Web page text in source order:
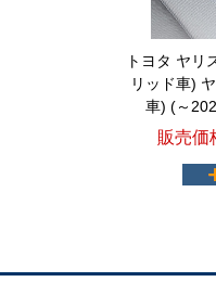
トヨタ ヤリ
リッド車)
車) (～
販売価